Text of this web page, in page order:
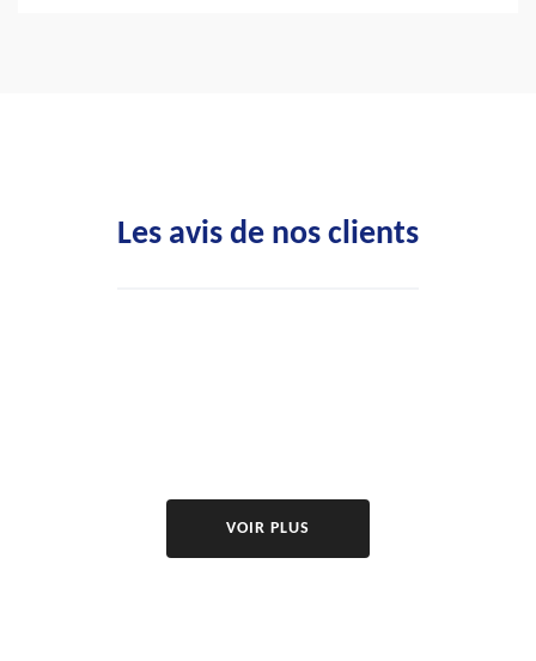
Les avis de nos clients
VOIR PLUS